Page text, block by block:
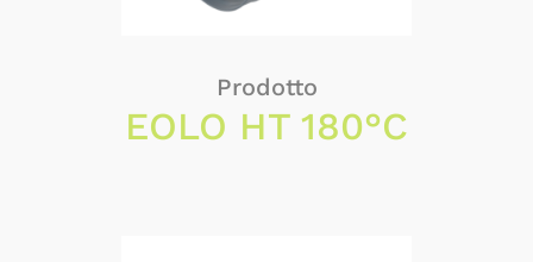
Prodotto
EOLO HT 180°C